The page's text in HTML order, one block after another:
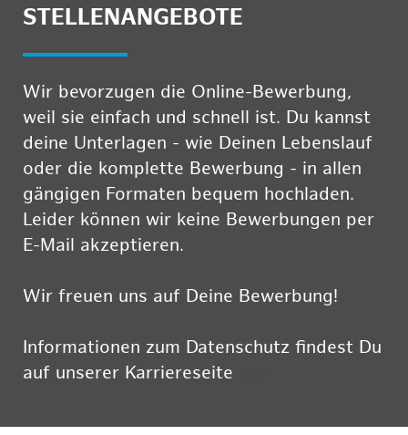
STELLENANGEBOTE
Wir bevorzugen die Online-Bewerbung,
weil sie einfach und schnell ist. Du kannst
deine Unterlagen - wie Deinen Lebenslauf
oder die komplette Bewerbung - in allen
gängigen Formaten bequem hochladen.
Leider können wir keine Bewerbungen per
E-Mail akzeptieren.
Wir freuen uns auf Deine Bewerbung!
Informationen zum Datenschutz findest Du
auf unserer Karriereseite